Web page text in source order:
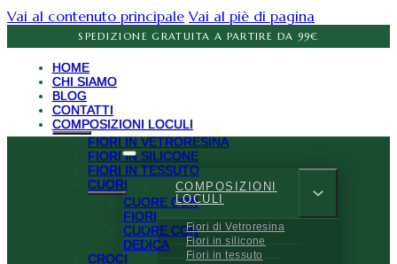
Vai al contenuto principale Vai al piè di pagina
SPEDIZIONE GRATUITA A PARTIRE DA 99€
HOME
CHI SIAMO
BLOG
CONTATTI
COMPOSIZIONI LOCULI
FIORI IN VETRORESINA
FIORI IN SILICONE
FIORI IN TESSUTO
CUORI
CUORE CON
FIORI
CUORE CON
DEDICA
CROCI
COMPOSIZIONI
LOCULI
Fiori di Vetroresina
Fiori in silicone
Fiori in tessuto